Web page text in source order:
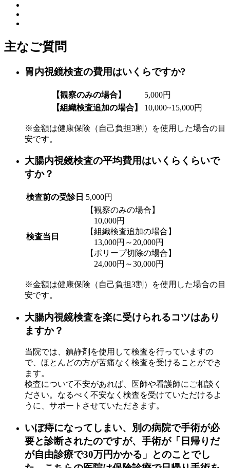
主なご質問
胃内視鏡検査の費用はいくらですか?
【観察のみの場合】
5,000円
【組織検査追加の場合】
10,000~15,000円
※金額は健康保険（自己負担3割）を使用した場合の目
安です。
大腸内視鏡検査の平均費用はいくらくらいで
すか？
検査前の受診日 5,000円
検査当日
【観察のみの場合】
10,000円
【組織検査追加の場合】
13,000円～20,000円
【ポリープ切除の場合】
24,000円～30,000円
※金額は健康保険（自己負担3割）を使用した場合の目
安です。
大腸内視鏡検査を楽に受けられるコツはあり
ますか？
当院では、鎮静剤を使用して検査を行っていますの
で、ほとんどの方が苦痛なく検査を受けることができ
ます。
検査について不安があれば、医師や看護師にご相談く
ださい。なるべく不安なく検査を受けていただけるよ
うに、サポートさせていただきます。
いぼ痔になってしまい、別の病院で手術が必
要と診断されたのですが、手術が「日帰りだ
が自由診療で30万円かかる」とのことでし